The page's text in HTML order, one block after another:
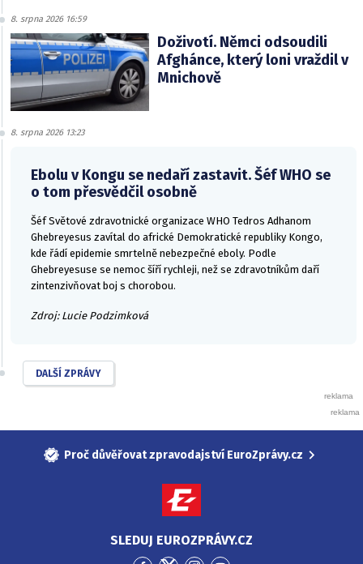
8. srpna 2026 16:59
Doživotí. Němci odsoudili
Afghánce, který loni vraždil v
Mnichově
8. srpna 2026 13:23
Ebolu v Kongu se nedaří zastavit. Šéf WHO se
o tom přesvědčil osobně
Šéf Světové zdravotnické organizace WHO Tedros Adhanom
Ghebreyesus zavítal do africké Demokratické republiky Kongo,
kde řádí epidemie smrtelně nebezpečné eboly. Podle
Ghebreyesuse se nemoc šíří rychleji, než se zdravotníkům daří
zintenzivňovat boj s chorobou.
Zdroj: Lucie Podzimková
DALŠÍ ZPRÁVY
Proč důvěřovat zpravodajství EuroZprávy.cz
SLEDUJ EUROZPRÁVY.CZ